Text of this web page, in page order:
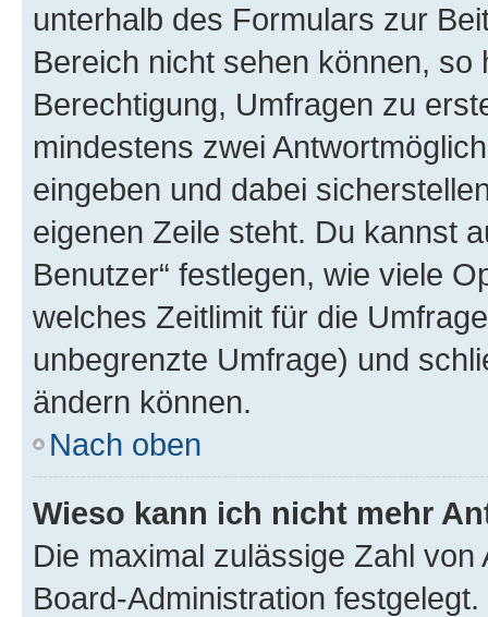
unterhalb des Formulars zur
Bereich nicht sehen können,
Berechtigung, Umfragen zu
mindestens zwei
eingeben und dabei
eigenen Zeile steht. Du kannst
Benutzer“ festlegen, wie viele
welches Zeitlimit für die
unbegrenzte Umfrage) und
ändern können.
Nach oben
Wieso kann ich nicht mehr
Die maximal zulässige Zahl
Board-Administration